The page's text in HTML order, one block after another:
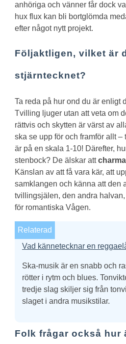
anhöriga och vänner får dock
hux flux kan bli bortglömda
efter något nytt projekt.
Följaktligen, vilket är
stjärntecknet?
Ta reda på hur ond du är enligt
Tvilling ljuger utan att veta om
rättvis och skytten är värst av
ska se upp för och framför allt –
är på en skala 1-10! Därefter,
stenbock? De älskar attcharma
Känslan av att få vara kär, att
samklangen och känna att den
tvillingsjälen, den andra
för romantiska Vågen.
Relaterad
Vad kännetecknar en
Ska-musik är en snabb och
rötter i rytm och blues.
tredje slag skiljer sig från
slaget i andra musikstilar.
Folk frågar också hur